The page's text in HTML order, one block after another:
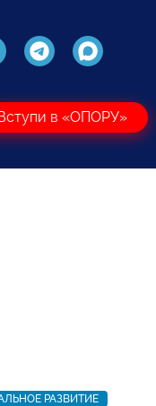
в «ОПОРУ»
РАЗВИТИЕ